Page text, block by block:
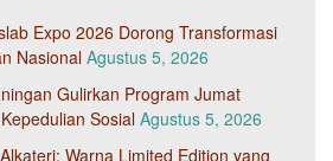
Expo 2026 Dorong Transformasi
Nasional Agustus 5, 2026
Gulirkan Program Jumat
Sosial Agustus 5, 2026
Warna Limited Edition yang